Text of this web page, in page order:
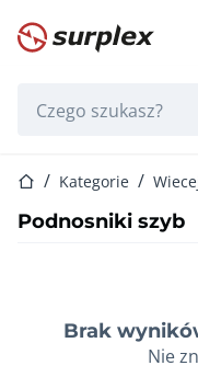
Strona główna
Strona główna
Kategorie
Podnosniki szyb
Brak
Nie